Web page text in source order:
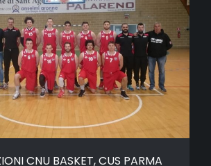
CNU BASKET, CUS PARMA